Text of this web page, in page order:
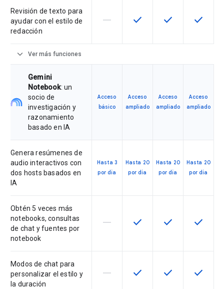
Revisión de texto para
ayudar con el estilo de
redacción
Esta función no está disponible en
horizontal_rule Esta función está
check Esta función
check Esta
check
expand_more Ver más funciones
Gemini
Notebook: un
socio de
investigación y
razonamiento
basado en IA
Acceso
básico
Acceso
ampliado
Acceso
ampliado
Acceso
ampliado
Genera resúmenes de
audio interactivos con
dos hosts basados en
IA
Hasta 3
por día
Hasta 20
por día
Hasta 20
por día
Hasta 20
por día
Obtén 5 veces más
notebooks, consultas
de chat y fuentes por
notebook
Esta función no está disponible en
horizontal_rule Esta función está
check Esta función
check Esta
check
Modos de chat para
personalizar el estilo y
la duración
Esta función no está disponible en
horizontal_rule Esta función está
check Esta función
check Esta
check